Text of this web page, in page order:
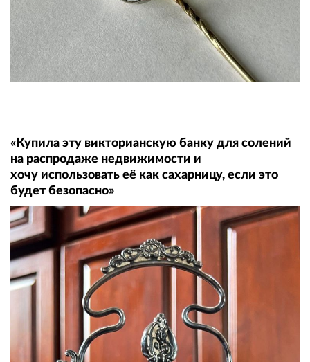
«Купила эту викторианскую банку для солений
на распродаже недвижимости и
хочу использовать её как сахарницу, если это
будет безопасно»